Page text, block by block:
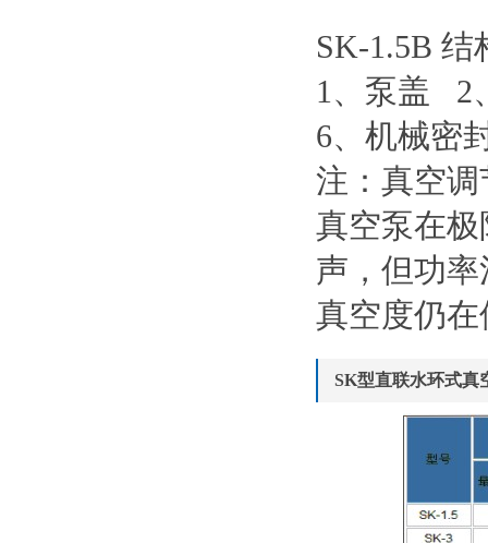
SK-1.5B 结
1、泵盖 2
6、机械密
注：真空
真空泵在
声，但功
真空度仍
SK型直联水环式真